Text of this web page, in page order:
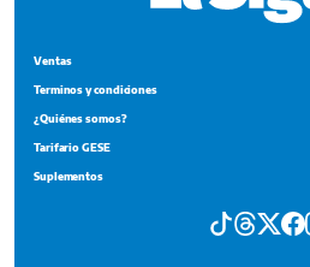
Ventas
Terminos y condiciones
¿Quiénes somos?
Tarifario GESE
Suplementos